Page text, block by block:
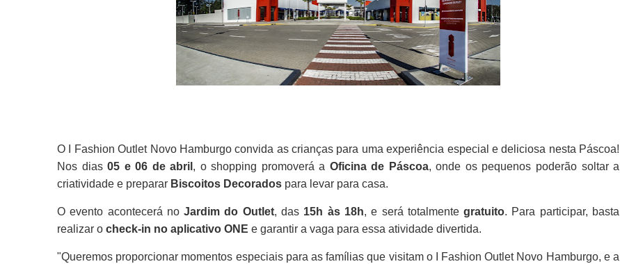
O I Fashion Outlet Novo Hamburgo convida as crianças para uma experiência especial e deliciosa nesta Páscoa!
Nos dias05 e 06 de abril , o shopping promoverá a Oficina de Páscoa, onde os pequenos poderão soltar a
criatividade e preparar Biscoitos Decorados para levar para casa.
O evento acontecerá noJardim do Outlet, das 15h às 18h, e será totalmentegratuito. Para participar, basta
realizar o check-in no aplicativo ONE e garantir a vaga para essa atividade divertida.
"Queremos proporcionar momentos especiais para as famílias que visitam o I Fashion Outlet Novo Hamburgo, e a